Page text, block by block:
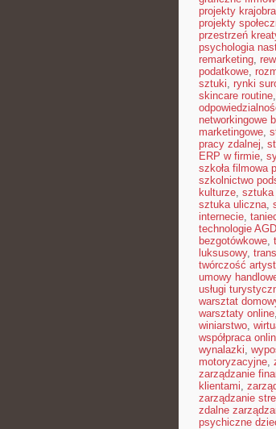
projekty
projekty
przestrzeń
psychologia
remarketing,
podatkowe,
sztuki, rynki
skincare routine,
networkingowe
marketingowe,
pracy zdalnej,
ERP w firmie,
szkoła filmowa
szkolnictwo
kulturze, sztuka
sztuka uliczna,
internecie,
technologie AGD
bezgotówkowe,
luksusowy,
twórczość
umowy
usługi
warsztat
warsztaty online,
winiarstwo,
współpraca
wynalazki,
motoryzacyjne,
zarządzanie
klientami,
zarządzanie
zdalne
psychiczne